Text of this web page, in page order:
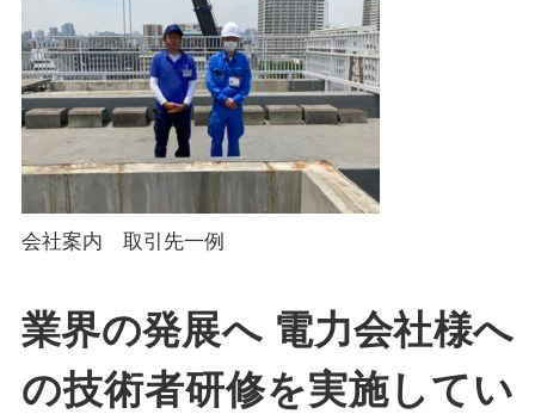
会社案内 取引先一例
業界の発展へ 電力会社様へ
の技術者研修を実施してい